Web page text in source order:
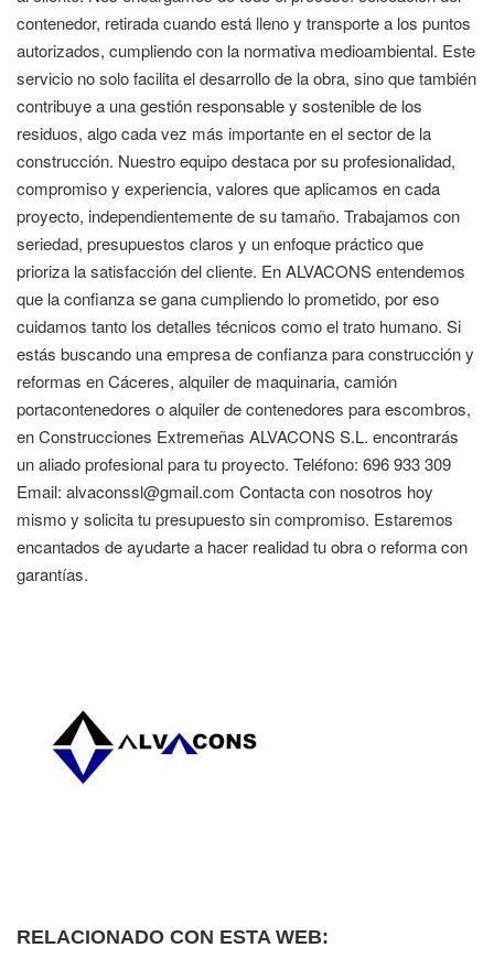
contenedor, retirada cuando está lleno y transporte a los puntos
autorizados, cumpliendo con la normativa medioambiental. Este
servicio no solo facilita el desarrollo de la obra, sino que también
contribuye a una gestión responsable y sostenible de los
residuos, algo cada vez más importante en el sector de la
construcción. Nuestro equipo destaca por su profesionalidad,
compromiso y experiencia, valores que aplicamos en cada
proyecto, independientemente de su tamaño. Trabajamos con
seriedad, presupuestos claros y un enfoque práctico que
prioriza la satisfacción del cliente. En ALVACONS entendemos
que la confianza se gana cumpliendo lo prometido, por eso
cuidamos tanto los detalles técnicos como el trato humano. Si
estás buscando una empresa de confianza para construcción y
reformas en Cáceres, alquiler de maquinaria, camión
portacontenedores o alquiler de contenedores para escombros,
en Construcciones Extremeñas ALVACONS S.L. encontrarás
un aliado profesional para tu proyecto. Teléfono: 696 933 309
Email: alvaconssl@gmail.com Contacta con nosotros hoy
mismo y solicita tu presupuesto sin compromiso. Estaremos
encantados de ayudarte a hacer realidad tu obra o reforma con
garantías.
RELACIONADO CON ESTA WEB: